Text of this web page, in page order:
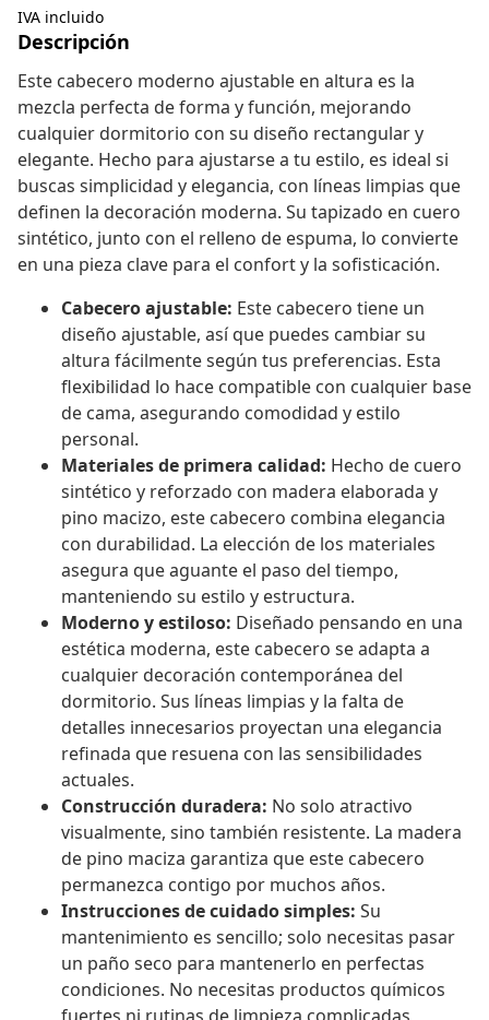
IVA incluido
Descripción
Este cabecero moderno ajustable en altura es la
mezcla perfecta de forma y función, mejorando
cualquier dormitorio con su diseño rectangular y
elegante. Hecho para ajustarse a tu estilo, es ideal si
buscas simplicidad y elegancia, con líneas limpias que
definen la decoración moderna. Su tapizado en cuero
sintético, junto con el relleno de espuma, lo convierte
en una pieza clave para el confort y la sofisticación.
Cabecero ajustable: Este cabecero tiene un
diseño ajustable, así que puedes cambiar su
altura fácilmente según tus preferencias. Esta
flexibilidad lo hace compatible con cualquier base
de cama, asegurando comodidad y estilo
personal.
Materiales de primera calidad: Hecho de cuero
sintético y reforzado con madera elaborada y
pino macizo, este cabecero combina elegancia
con durabilidad. La elección de los materiales
asegura que aguante el paso del tiempo,
manteniendo su estilo y estructura.
Moderno y estiloso: Diseñado pensando en una
estética moderna, este cabecero se adapta a
cualquier decoración contemporánea del
dormitorio. Sus líneas limpias y la falta de
detalles innecesarios proyectan una elegancia
refinada que resuena con las sensibilidades
actuales.
Construcción duradera: No solo atractivo
visualmente, sino también resistente. La madera
de pino maciza garantiza que este cabecero
permanezca contigo por muchos años.
Instrucciones de cuidado simples: Su
mantenimiento es sencillo; solo necesitas pasar
un paño seco para mantenerlo en perfectas
condiciones. No necesitas productos químicos